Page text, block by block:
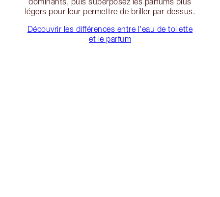
légers pour leur permettre de briller par-dessus.
Découvrir les différences entre l'eau de toilette
et le parfum